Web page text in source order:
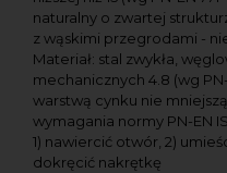
naturalny o zwartej
z wąskimi przegrodami -
Materiał: stal zwykła,
mechanicznych 4.8 (wg
warstwą cynku nie
wymagania normy PN-EN
1) nawiercić otwór, 2)
dokręcić nakrętkę